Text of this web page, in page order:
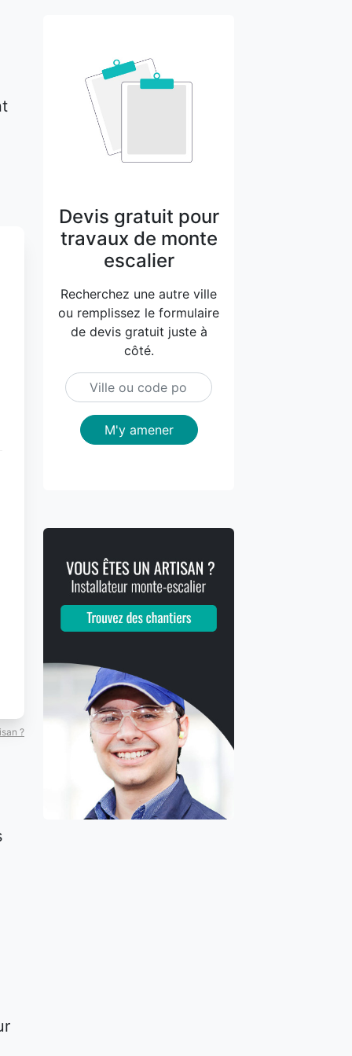
?
Devis gratuit pour
travaux de monte
escalier
Recherchez une autre ville
ou remplissez le formulaire
de devis gratuit juste à
côté.
M'y amener